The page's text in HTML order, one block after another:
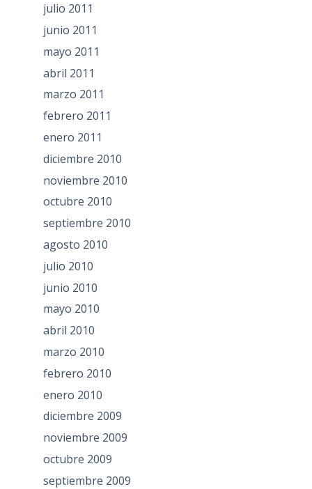
julio 2011
junio 2011
mayo 2011
abril 2011
marzo 2011
febrero 2011
enero 2011
diciembre 2010
noviembre 2010
octubre 2010
septiembre 2010
agosto 2010
julio 2010
junio 2010
mayo 2010
abril 2010
marzo 2010
febrero 2010
enero 2010
diciembre 2009
noviembre 2009
octubre 2009
septiembre 2009